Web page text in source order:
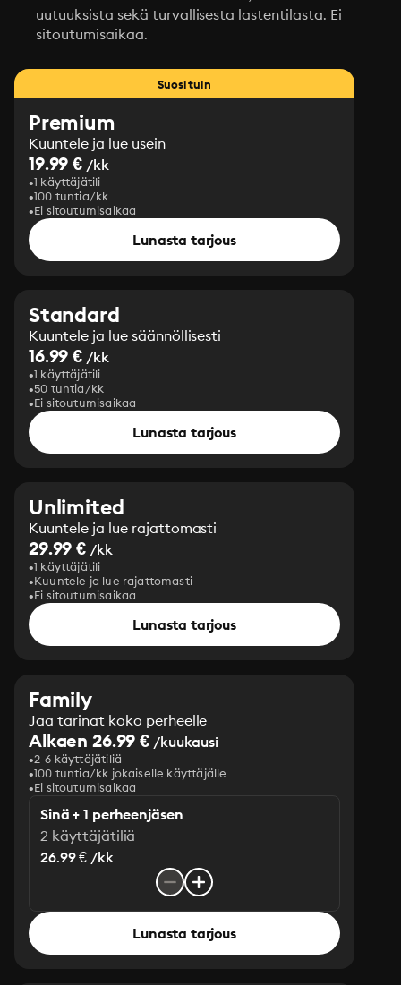
uutuuksista sekä turvallisesta lastentilasta. Ei
sitoutumisaikaa.
Suosituin
Premium
Kuuntele ja lue usein
19.99 € /kk
1 käyttäjätili
100 tuntia/kk
Ei sitoutumisaikaa
Lunasta tarjous
Standard
Kuuntele ja lue säännöllisesti
16.99 € /kk
1 käyttäjätili
50 tuntia/kk
Ei sitoutumisaikaa
Lunasta tarjous
Unlimited
Kuuntele ja lue rajattomasti
29.99 € /kk
1 käyttäjätili
Kuuntele ja lue rajattomasti
Ei sitoutumisaikaa
Lunasta tarjous
Family
Jaa tarinat koko perheelle
Alkaen 26.99 € /kuukausi
2-6 käyttäjätiliä
100 tuntia/kk jokaiselle käyttäjälle
Ei sitoutumisaikaa
Sinä + 1 perheenjäsen
2 käyttäjätiliä
26.99 € /kk
Lunasta tarjous